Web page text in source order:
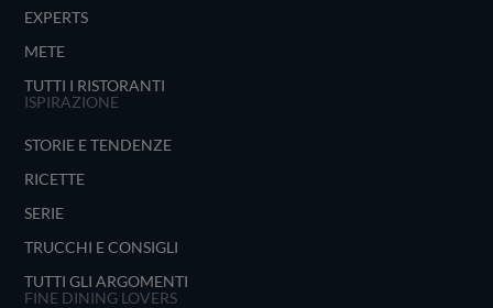
EXPERTS
METE
TUTTI I RISTORANTI
ISPIRAZIONE
STORIE E TENDENZE
RICETTE
SERIE
TRUCCHI E CONSIGLI
TUTTI GLI ARGOMENTI
FINE DINING LOVERS